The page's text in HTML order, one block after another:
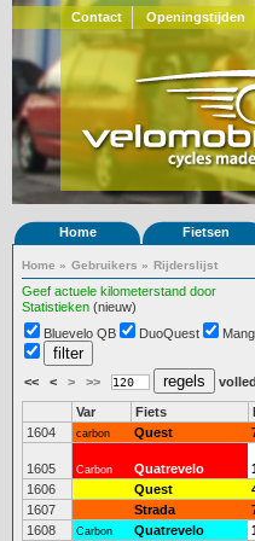
Contact Openingstijden
Home Fietsen
Home » Gebruikers » Rijderslijst
Geef actuele kilometerstand door
Statistieken (nieuw)
Bluevelo QB
DuoQuest
<< < > >>
Var Fiets
1604
carbon Quest
1605 Carbon Quatrevelo
1606
Quest
1607
Strada
1608
Carbon Quatrevelo